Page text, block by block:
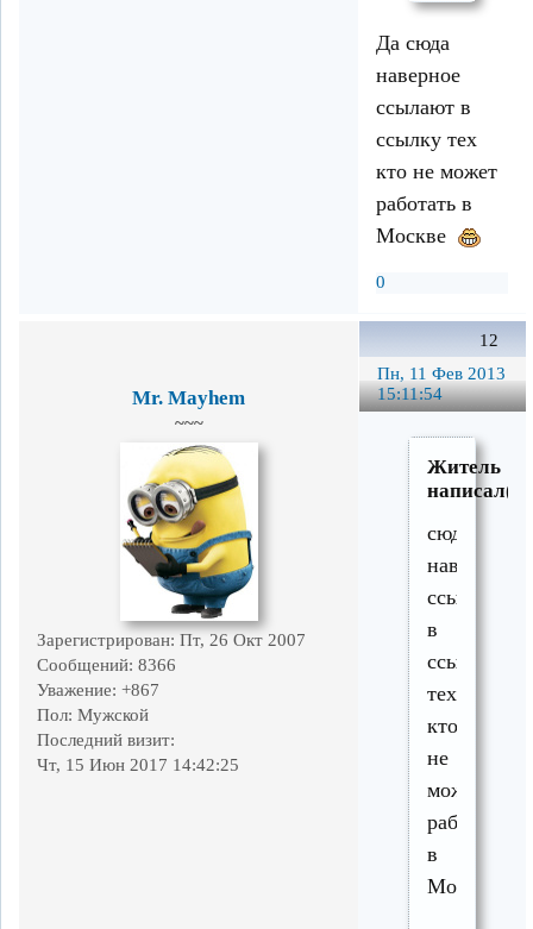
Да сюда
наверное
ссылают в
ссылку тех
кто не может
работать в
Москве
0
12
Пн, 11 Фев 2013
15:11:54
Mr. Mayhem
~~~
Зарегистрирован: Пт, 26 Окт 2007
Сообщений: 8366
Уважение: +867
Пол: Мужской
Последний визит:
Чт, 15 Июн 2017 14:42:25
Житель
сюда
наверное
ссылают
в
ссылку
тех
кто
не
может
работать
в
Москве